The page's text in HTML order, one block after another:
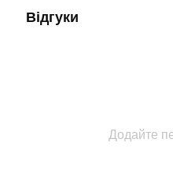
Відгуки
Додайте